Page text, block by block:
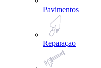
Pavimentos
Reparação